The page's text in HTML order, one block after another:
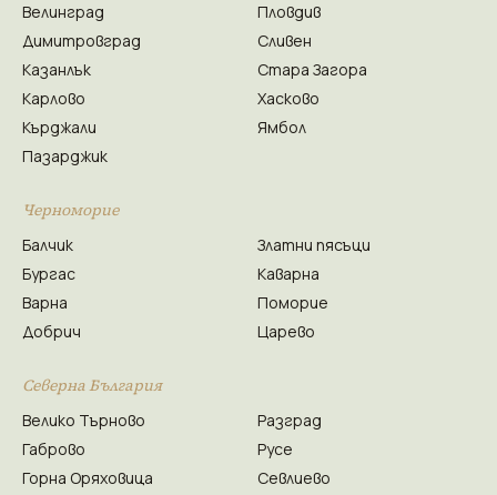
Велинград
Димитровград
Казанлък
Карлово
Кърджали
Пазарджик
Пловдив
Сливен
Стара Загора
Хасково
Ямбол
Черноморие
Балчик
Бургас
Варна
Добрич
Златни пясъци
Каварна
Поморие
Царево
Северна България
Велико Търново
Габрово
Горна Оряховица
Разград
Русе
Севлиево